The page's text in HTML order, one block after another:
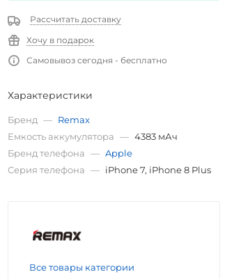
Рассчитать доставку
Хочу в подарок
Самовывоз сегодня - бесплатно
Характеристики
Бренд — Remax
Емкость аккумулятора — 4383 мАч
Бренд телефона — Apple
Серия телефона — iPhone 7, iPhone 8 Plus
Все товары категории